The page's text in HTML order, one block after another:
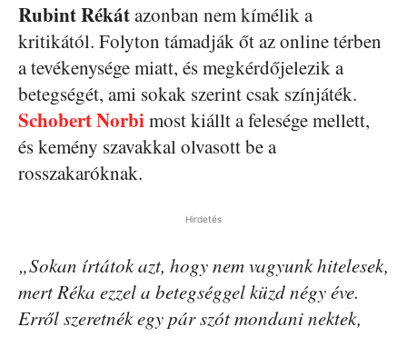
Rubint Rékátazonban nem kímélik a
kritikától. Folyton támadják őt az online térben
a tevékenysége miatt, és megkérdőjelezik a
betegségét, ami sokak szerint csak színjáték.
Schobert Norbimost kiállt a felesége mellett,
és kemény szavakkal olvasott be a
rosszakaróknak.
Hirdetés
„Sokan írtátok azt, hogy nem vagyunk hitelesek,
mert Réka ezzel a betegséggel küzd négy éve.
Erről szeretnék egy pár szót mondani nektek,